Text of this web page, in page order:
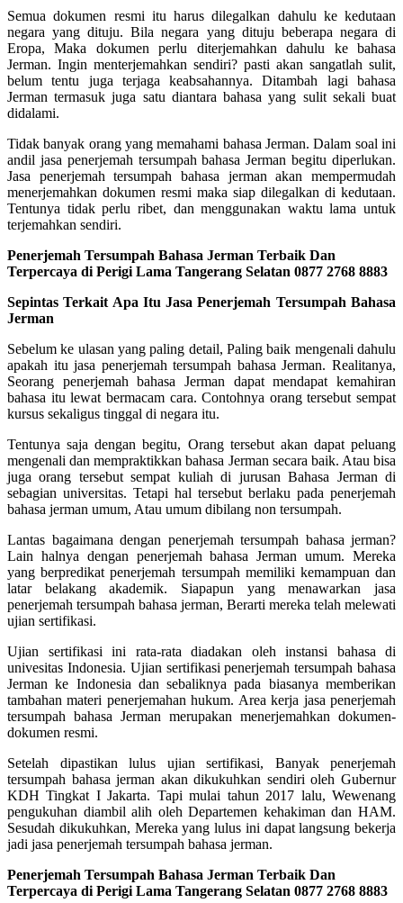
Semua dokumen resmi itu harus dilegalkan dahulu ke kedutaan
negara yang dituju. Bila negara yang dituju beberapa negara di
Eropa, Maka dokumen perlu diterjemahkan dahulu ke bahasa
Jerman. Ingin menterjemahkan sendiri? pasti akan sangatlah sulit,
belum tentu juga terjaga keabsahannya. Ditambah lagi bahasa
Jerman termasuk juga satu diantara bahasa yang sulit sekali buat
didalami.
Tidak banyak orang yang memahami bahasa Jerman. Dalam soal ini
andil jasa penerjemah tersumpah bahasa Jerman begitu diperlukan.
Jasa penerjemah tersumpah bahasa jerman akan mempermudah
menerjemahkan dokumen resmi maka siap dilegalkan di kedutaan.
Tentunya tidak perlu ribet, dan menggunakan waktu lama untuk
terjemahkan sendiri.
Penerjemah Tersumpah Bahasa Jerman Terbaik Dan
Terpercaya di Perigi Lama Tangerang Selatan 0877 2768 8883
Sepintas Terkait Apa Itu Jasa Penerjemah Tersumpah Bahasa
Jerman
Sebelum ke ulasan yang paling detail, Paling baik mengenali dahulu
apakah itu jasa penerjemah tersumpah bahasa Jerman. Realitanya,
Seorang penerjemah bahasa Jerman dapat mendapat kemahiran
bahasa itu lewat bermacam cara. Contohnya orang tersebut sempat
kursus sekaligus tinggal di negara itu.
Tentunya saja dengan begitu, Orang tersebut akan dapat peluang
mengenali dan mempraktikkan bahasa Jerman secara baik. Atau bisa
juga orang tersebut sempat kuliah di jurusan Bahasa Jerman di
sebagian universitas. Tetapi hal tersebut berlaku pada penerjemah
bahasa jerman umum, Atau umum dibilang non tersumpah.
Lantas bagaimana dengan penerjemah tersumpah bahasa jerman?
Lain halnya dengan penerjemah bahasa Jerman umum. Mereka
yang berpredikat penerjemah tersumpah memiliki kemampuan dan
latar belakang akademik. Siapapun yang menawarkan jasa
penerjemah tersumpah bahasa jerman, Berarti mereka telah melewati
ujian sertifikasi.
Ujian sertifikasi ini rata-rata diadakan oleh instansi bahasa di
univesitas Indonesia. Ujian sertifikasi penerjemah tersumpah bahasa
Jerman ke Indonesia dan sebaliknya pada biasanya memberikan
tambahan materi penerjemahan hukum. Area kerja jasa penerjemah
tersumpah bahasa Jerman merupakan menerjemahkan dokumen-
dokumen resmi.
Setelah dipastikan lulus ujian sertifikasi, Banyak penerjemah
tersumpah bahasa jerman akan dikukuhkan sendiri oleh Gubernur
KDH Tingkat I Jakarta. Tapi mulai tahun 2017 lalu, Wewenang
pengukuhan diambil alih oleh Departemen kehakiman dan HAM.
Sesudah dikukuhkan, Mereka yang lulus ini dapat langsung bekerja
jadi jasa penerjemah tersumpah bahasa jerman.
Penerjemah Tersumpah Bahasa Jerman Terbaik Dan
Terpercaya di Perigi Lama Tangerang Selatan 0877 2768 8883